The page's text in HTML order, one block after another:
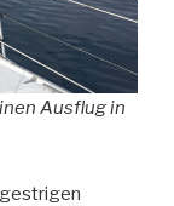
Ausflug in